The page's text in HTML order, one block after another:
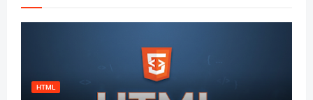
HTML